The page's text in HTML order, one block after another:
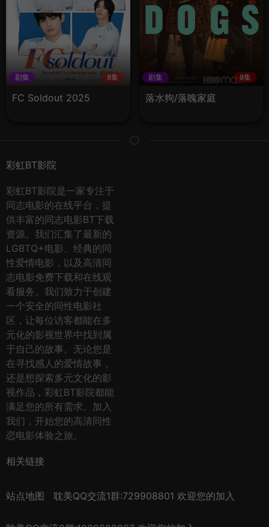
剧集 8集
FC Soldout 2025
剧集 8集
落水狗/落魄家庭
彩虹BT影院
彩虹BT影院是一家专注于
同志电影的在线平台，提
供丰富的同志电影BT下载
资源。我们汇集了最新的
LGBTQ+电影、经典的同
性爱情电影，以及高清同
志电影免费下载和在线观
看服务。我们致力于创建
一个安全的同性电影社
区，让每位访客都能在多
元化的影视世界中找到属
于自己的故事。无论您是
在寻找感人的爱情故事，
还是想探索多元文化的影
视作品，彩虹BT影院都能
满足您的所有需求。加入
我们，开始您的高清同性
恋电影体验之旅。
相关链接
站点地图 耽美QQ交流1群:729908801 欢迎您的加入